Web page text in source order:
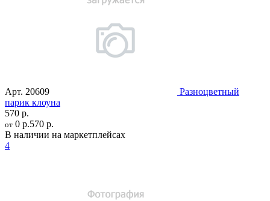
Арт. 20609
Разноцветный
парик клоуна
570 р.
от 0 р.570 р.
В наличии на маркетплейсах
4